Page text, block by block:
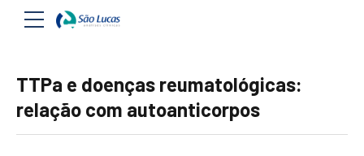
TTPa e doenças reumatológicas:
relação com autoanticorpos